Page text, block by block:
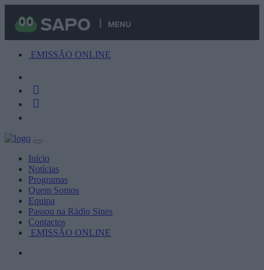
MENU
EMISSÃO ONLINE
Início
Notícias
Programas
Quem Somos
Equipa
Passou na Rádio Sines
Contactos
EMISSÃO ONLINE